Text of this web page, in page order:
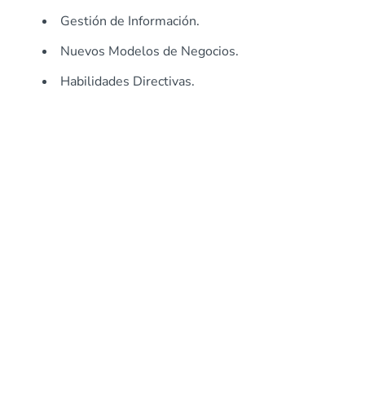
Gestión de Información.
Nuevos Modelos de Negocios.
Habilidades Directivas.